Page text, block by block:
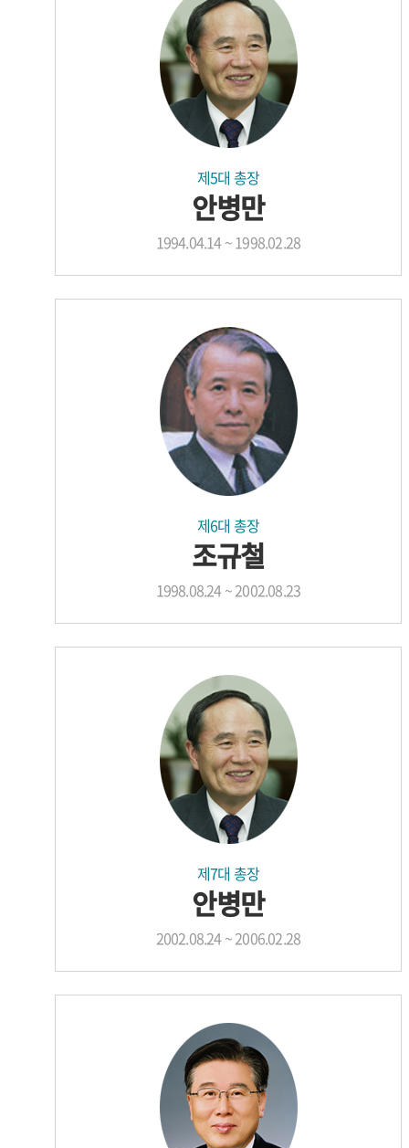
제5대 총장
안병만
1994.04.14 ~ 1998.02.28
제6대 총장
조규철
1998.08.24 ~ 2002.08.23
제7대 총장
안병만
2002.08.24 ~ 2006.02.28